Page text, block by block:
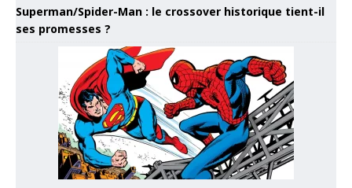
Superman/Spider-Man : le crossover historique tient-il
ses promesses ?